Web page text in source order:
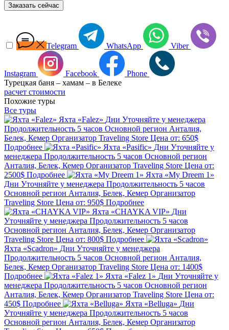
Заказать сейчас
Telegram WhatsApp Viber
Instagram Facebook
Phone
Турецкая баня – хамам – в Белеке
расчет стоимости
Похожие туры
Все туры
Яхта «Falez» Дни Уточняйте у менеджера
Продолжительность 5 часов Основной регион Анталия,
Белек, Кемер Организатор Traveling Store Цена от: 650$
Подробнее
Яхта «Pasific» Дни Уточняйте у
менеджера Продолжительность 5 часов Основной регион
Анталия, Белек, Кемер Организатор Traveling Store Цена от:
2500$ Подробнее
Яхта «My Dreem 1»
Дни Уточняйте у менеджера Продолжительность 5 часов
Основной регион Анталия, Белек, Кемер Организатор
Traveling Store Цена от: 950$ Подробнее
Яхта «CHAYKA VIP» Дни
Уточняйте у менеджера Продолжительность 5 часов
Основной регион Анталия, Белек, Кемер Организатор
Traveling Store Цена от: 800$ Подробнее
Яхта «Scadron» Дни Уточняйте у менеджера
Продолжительность 5 часов Основной регион Анталия,
Белек, Кемер Организатор Traveling Store Цена от: 1400$
Подробнее
Яхта «Falez 1» Дни Уточняйте у
менеджера Продолжительность 5 часов Основной регион
Анталия, Белек, Кемер Организатор Traveling Store Цена от:
450$ Подробнее Яхта «Belluga» Дни
Уточняйте у менеджера Продолжительность 5 часов
Основной регион Анталия, Белек, Кемер Организатор